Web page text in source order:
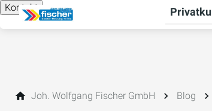
Kontakt
Joh. Wolfgang Fischer GmbH Blog